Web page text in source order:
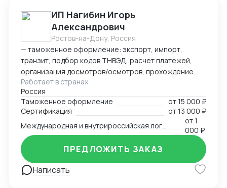
ИП Нагибин Игорь
Александрович
Ростов-на-Дону, Россия
— таможенное оформление: экспорт, импорт,
транзит, подбор кодов ТНВЭД, расчет платежей,
организация досмотров/осмотров, прохождение
доп. проверок, возврат обеспечения; — логистика:
авто, авиа, морской транспорт, ж/д; — консалтинг
и сопровождение по таможенным процедурам,
валютному контролю и бухгалтерии;
— бухгалтерский аутсорсинг; — получение
разрешительной документации: сертификаты,
разрешения.
Работает в странах
Россия
Таможенное оформление
от15 000 ₽
Сертификация
от13 000 ₽
от1
000 ₽
Написать
ПРЕДЛОЖИТЬ ЗАКАЗ